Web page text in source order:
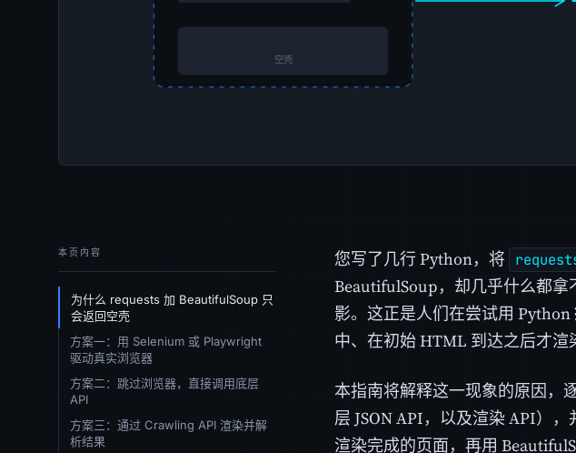
本页内容
为什么 requests 加 BeautifulSoup 只
会返回空壳
方案一：用 Selenium 或 Playwright
驱动真实浏览器
方案二：跳过浏览器，直接调用底层
API
方案三：通过 Crawling API 渲染并解
析结果
您写了几行 Python，将
BeautifulSoup，却几乎什么都
影。这正是人们在尝试用 Python
中、在初始 HTML 到达之后才渲
本指南将解释这一现象的原因，
层 JSON API，以及渲染 API）
渲染完成的页面，再用